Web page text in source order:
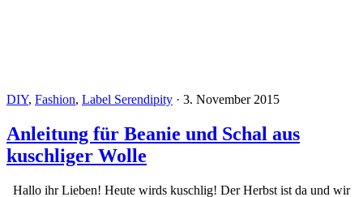
DIY, Fashion, Label Serendipity · 3. November 2015
Anleitung für Beanie und Schal aus
kuschliger Wolle
Hallo ihr Lieben! Heute wirds kuschlig! Der Herbst ist da und wir